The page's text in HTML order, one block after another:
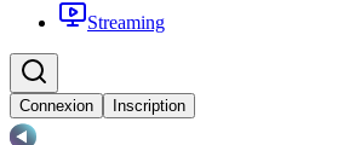
Streaming
Connexion Inscription